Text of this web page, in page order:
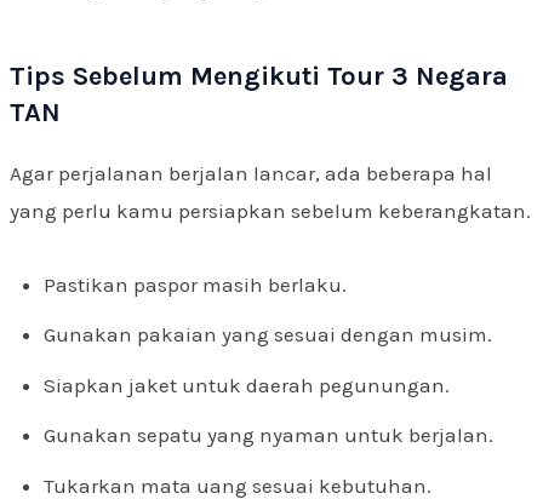
Tips Sebelum Mengikuti Tour 3 Negara
TAN
Agar perjalanan berjalan lancar, ada beberapa hal
yang perlu kamu persiapkan sebelum keberangkatan.
Pastikan paspor masih berlaku.
Gunakan pakaian yang sesuai dengan musim.
Siapkan jaket untuk daerah pegunungan.
Gunakan sepatu yang nyaman untuk berjalan.
Tukarkan mata uang sesuai kebutuhan.